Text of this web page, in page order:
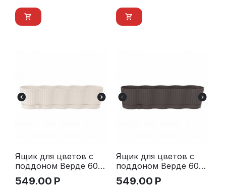
Ящик для цветов c
поддоном Верде 600
мм (молочный)
549.00 Р
Ящик для цветов c
поддоном Верде 600
мм (коричневый)
549.00 Р